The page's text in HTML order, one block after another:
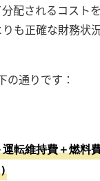
配されるコスト
も正確な財務状
の通りです：
転維持費＋燃料